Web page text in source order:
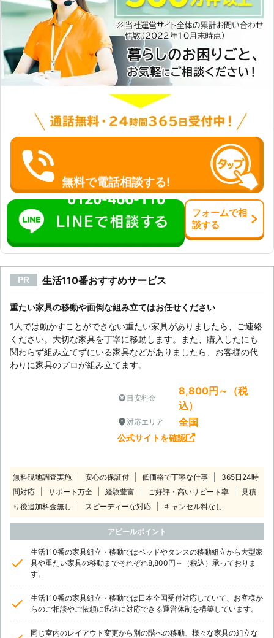
無料で電話相談する!
0120-466-110
フォームで相
談する
PR 生活110番おすすめサービス
重たい家具の移動や面倒な組み立てはお任せください
1人では動かすことができない重たい家具がありましたら、ご連絡
ください。大切な家具を丁寧に移動します。また、購入したにも
関わらず組み立てずにいる家具などがありましたら、お客様の代
わりに家具のプロが組み立てます。
目安料金
8,800円～（税
込）
対応エリア 全国
公式サイトを確認
無料現地調査実施 安心の保証付 低価格で丁寧な仕事
365日24時
間対応
サポート万全 経験豊富 ご好評・高いリピート率
見積
り後追加料金無し
スピーディーな対応 キャンセル料なし
アピールポイント
生活110番の家具組立・移動ではベッドやタンスの移動組立から大型家
具や重たい家具の移動までそれぞれ8,800円～（税込）承っておりま
す。
生活110番の家具組立・移動では日本全国受付対応していて、お客様か
らのご相談やご依頼に迅速に対応できる運営体制を構築しています。
同じ室内のレイアウト変更から別の階への移動、様々な家具の組立な